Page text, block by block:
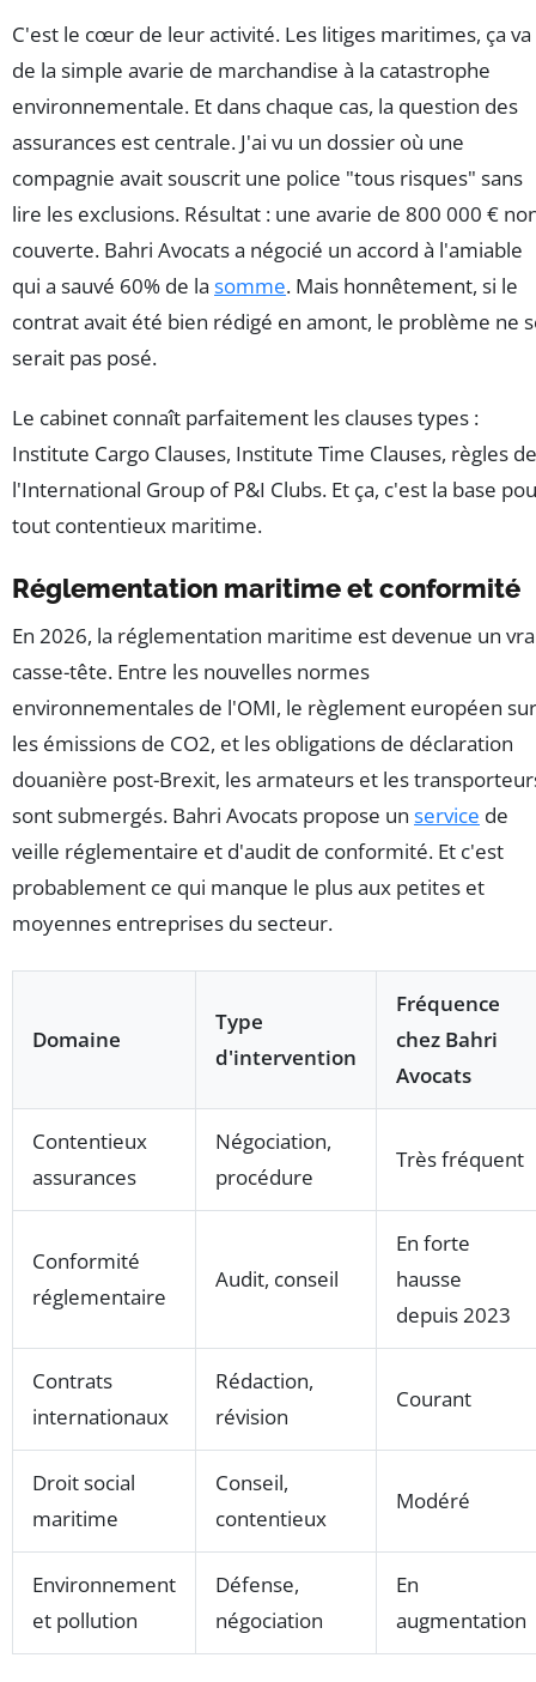
C'est le cœur de leur activité. Les litiges maritimes, ça va
de la simple avarie de marchandise à la catastrophe
environnementale. Et dans chaque cas, la question des
assurances est centrale. J'ai vu un dossier où une
compagnie avait souscrit une police "tous risques" sans
lire les exclusions. Résultat : une avarie de 800 000 €
couverte. Bahri Avocats a négocié un accord à l'amiable
qui a sauvé 60% de la somme. Mais honnêtement, si le
contrat avait été bien rédigé en amont, le problème ne
serait pas posé.
Le cabinet connaît parfaitement les clauses types :
Institute Cargo Clauses, Institute Time Clauses, règles de
l'International Group of P&I Clubs. Et ça, c'est la base
tout contentieux maritime.
Réglementation maritime et conformité
En 2026, la réglementation maritime est devenue un
casse-tête. Entre les nouvelles normes
environnementales de l'OMI, le règlement européen sur
les émissions de CO2, et les obligations de déclaration
douanière post-Brexit, les armateurs et les
sont submergés. Bahri Avocats propose un service de
veille réglementaire et d'audit de conformité. Et c'est
probablement ce qui manque le plus aux petites et
moyennes entreprises du secteur.
Domaine
Type
d'intervention
Fréquence
chez Bahri
Avocats
Contentieux
assurances
Négociation,
procédure
Très fréquent
Conformité
réglementaire
Audit, conseil
En forte
hausse
depuis 2023
Contrats
internationaux
Rédaction,
révision
Courant
Droit social
maritime
Conseil,
contentieux
Modéré
Environnement
et pollution
Défense,
négociation
En
augmentation